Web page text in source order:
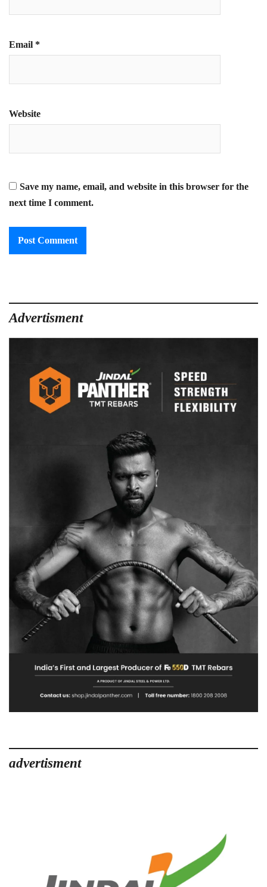
Email *
Website
Save my name, email, and website in this browser for the
next time I comment.
Advertisment
advertisment